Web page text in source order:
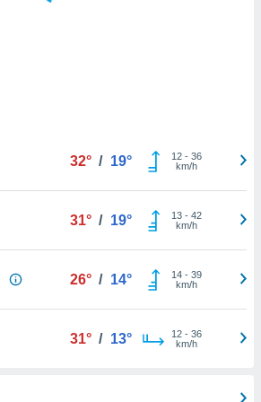
32° / 19° 12- 36
km/h
31° / 19° 13- 42
km/h
26° / 14° 14- 39
km/h
31° / 13° 12- 36
km/h